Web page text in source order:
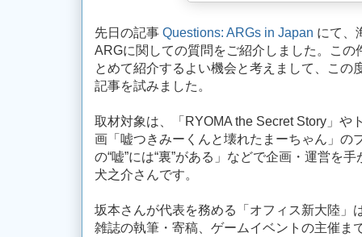
先日の記事 Questions: ARGs in Japan にて、
ARGに関しての質問をご紹介しました。この
とめて紹介するよい機会と考えまして、この
記事を試みました。
取材対象は、「RYOMA the Secret Story」や
画「嘘つきみーくんと壊れたまーちゃん」の
の“嘘”には“裏”がある」などで企画・運営を
犬之介さんです。
坂本さんが代表を務める「オフィス新大陸」
雑誌の執筆・寄稿、ゲームイベントの主催ま